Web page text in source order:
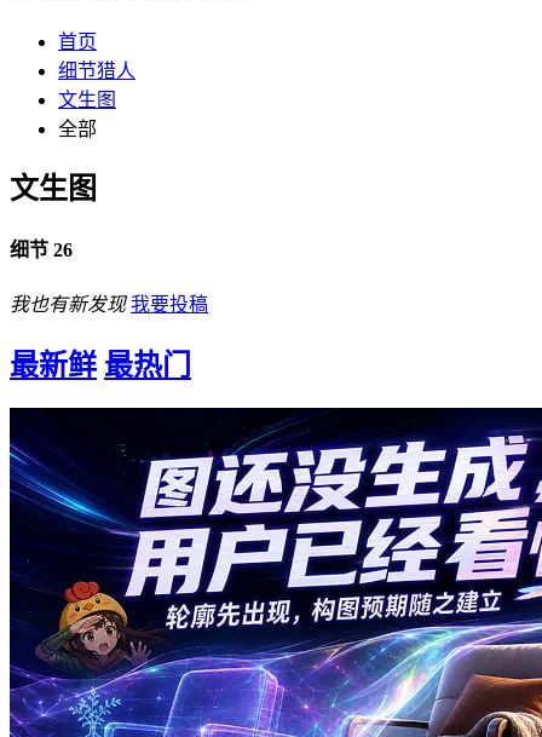
首页
细节猎人
文生图
全部
文生图
细节 26
我也有新发现 我要投稿
最新鲜 最热门